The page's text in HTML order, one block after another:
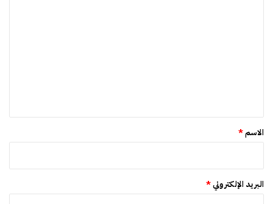
*
الاسم*
البريد الإلكتروني*